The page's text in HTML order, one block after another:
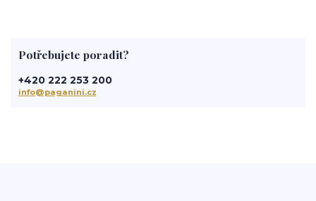
Potřebujete poradit?
+420 222 253 200
info@paganini.cz